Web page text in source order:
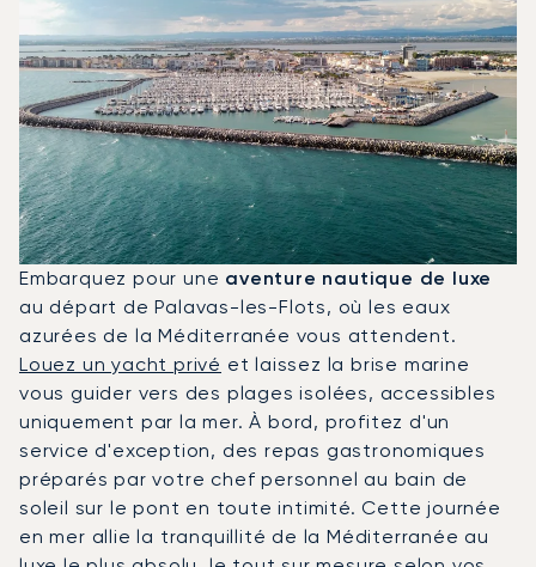
Embarquez pour une aventure nautique de luxe
au départ de Palavas-les-Flots, où les eaux
azurées de la Méditerranée vous attendent.
Louez un yacht privé et laissez la brise marine
vous guider vers des plages isolées, accessibles
uniquement par la mer. À bord, profitez d'un
service d'exception, des repas gastronomiques
préparés par votre chef personnel au bain de
soleil sur le pont en toute intimité. Cette journée
en mer allie la tranquillité de la Méditerranée au